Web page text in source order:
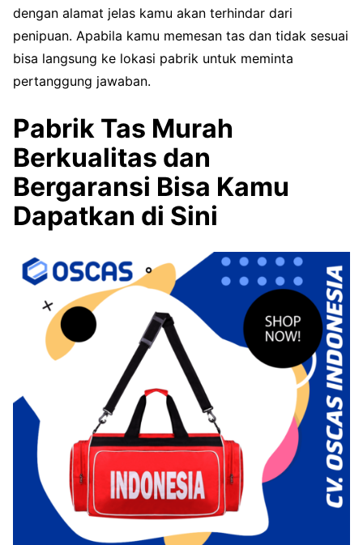
dengan alamat jelas kamu akan terhindar dari
penipuan. Apabila kamu memesan tas dan tidak sesuai
bisa langsung ke lokasi pabrik untuk meminta
pertanggung jawaban.
Pabrik Tas Murah
Berkualitas dan
Bergaransi Bisa Kamu
Dapatkan di Sini